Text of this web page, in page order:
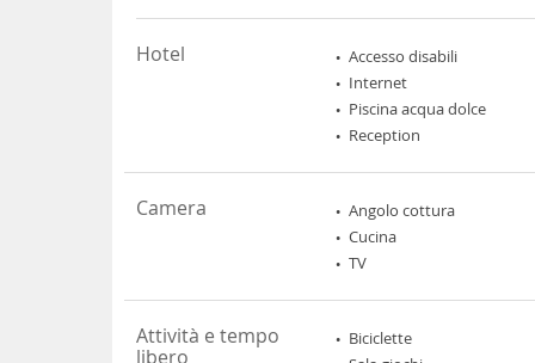
Hotel
Accesso disabili
Internet
Piscina acqua dolce
Reception
Camera
Angolo cottura
Cucina
TV
Attività e tempo
libero
Biciclette